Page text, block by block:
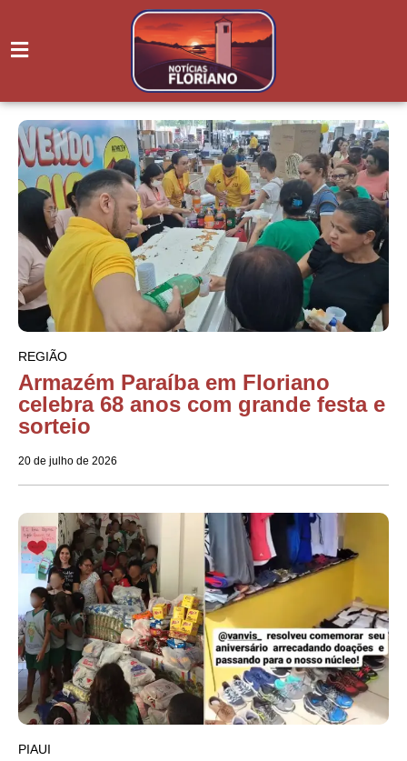
REGIÃO
Armazém Paraíba em Floriano
celebra 68 anos com grande festa e
sorteio
20 de julho de 2026
PIAUI